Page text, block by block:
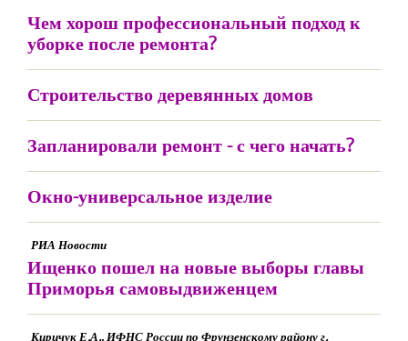
Чем хорош профессиональный подход к
уборке после ремонта?
Строительство деревянных домов
Запланировали ремонт - с чего начать?
Окно-универсальное изделие
РИА Новости
Ищенко пошел на новые выборы главы
Приморья самовыдвиженцем
Киричук Е.А., ИФНС России по Фрунзенскому району г.